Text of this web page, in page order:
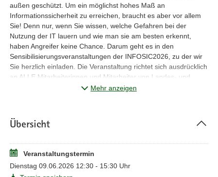
außen geschützt. Um ein möglichst hohes Maß an
Informationssicherheit zu erreichen, braucht es aber vor allem
Sie! Denn nur, wenn Sie wissen, welche Gefahren bei der
Nutzung der IT lauern und wie man sie am besten erkennt,
haben Angreifer keine Chance. Darum geht es in den
Sensibilisierungsveranstaltungen der INFOSIC2026, zu der wir
Sie herzlich einladen. Die Veranstaltung richtet sich ausdrücklich
an ALLE Mitarbeiterinnen und Mitarbeiter von Landes- und
Kommunalbehörden. Es sind KEINE IT-Experten-
beachten Sie, dass Ihre Buchung erst verbindlich ist, sobald sie
Landes- und Kommunalbediensteten kostenfrei.
Bitte nutzen Sie zur Anmeldung ausschließlich Ihre
dienstliche E-Mailadresse. Bei Fragen zur Anmeldung
Mehr anzeigen
Übersicht
Veranstaltungstermin
Dienstag 09.06.2026 12:30 - 15:30 Uhr